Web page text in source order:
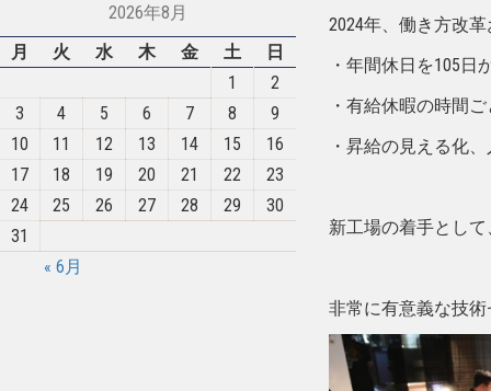
2024年、働き方改
・年間休日を105日
・有給休暇の時間
・昇給の見える化
新工場の着手とし
非常に有意義な技
2026年8月
月
火 水 木 金 土 日
« 6月
1
2
3
4 5 6 7 8
9
10
11 12 13 14 15
16
17
18 19 20 21 22
23
24
25 26 27 28 29
30
31